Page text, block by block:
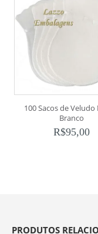
100 Sacos de
Branco
R$95,00
PRODUTOS